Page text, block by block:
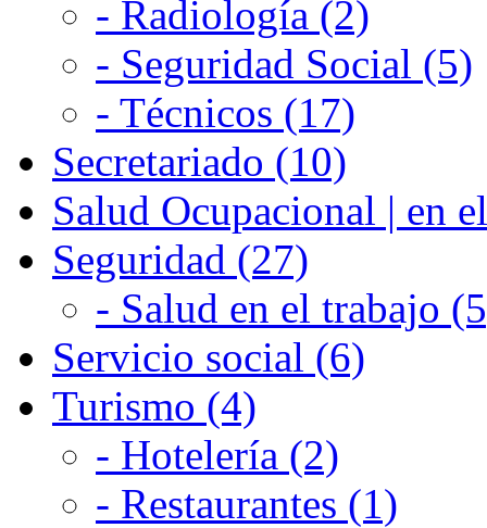
- Radiología (2)
- Seguridad Social (5)
- Técnicos (17)
Secretariado (10)
Salud Ocupacional | en
Seguridad (27)
- Salud en el trabajo
Servicio social (6)
Turismo (4)
- Hotelería (2)
- Restaurantes (1)